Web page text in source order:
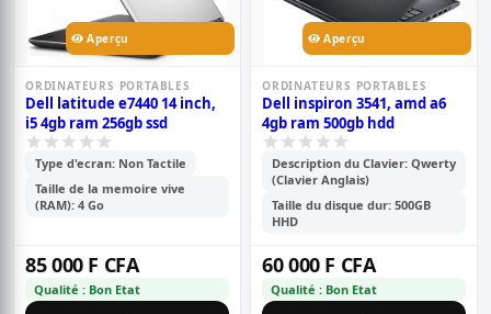
Aperçu
ORDINATEURS PORTABLES
Dell latitude e7440 14 inch,
i5 4gb ram 256gb ssd
Type d'ecran: Non Tactile
Taille de la memoire vive
(RAM): 4 Go
85 000 F CFA
Qualité : Bon Etat
Aperçu
ORDINATEURS PORTABLES
Dell inspiron 3541, amd a6
4gb ram 500gb hdd
Description du Clavier: Qwerty
(Clavier Anglais)
Taille du disque dur: 500GB
HHD
60 000 F CFA
Qualité : Bon Etat